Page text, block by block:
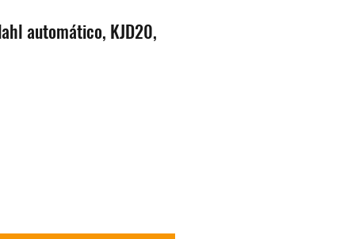
automático, KJD20,